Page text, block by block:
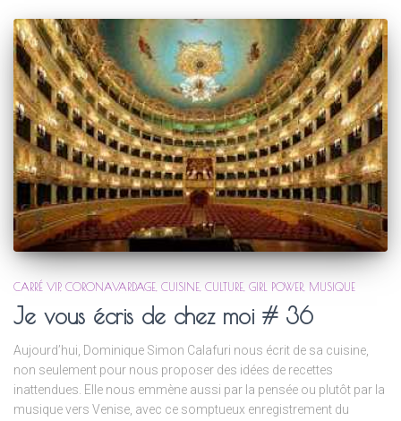
CARRÉ VIP CORONAVARDAGE CUISINE CULTURE GIRL POWER MUSIQUE
Je vous écris de chez moi # 36
Aujourd’hui, Dominique Simon Calafuri nous écrit de sa cuisine,
non seulement pour nous proposer des idées de recettes
inattendues. Elle nous emmène aussi par la pensée ou plutôt par la
musique vers Venise, avec ce somptueux enregistrement du